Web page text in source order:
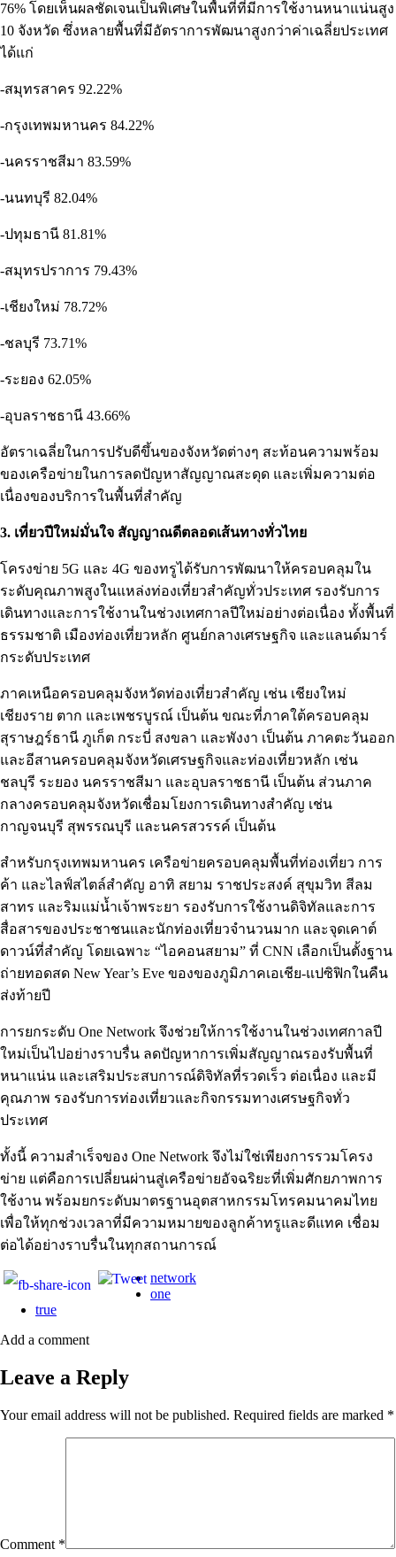
76% โดยเห็นผลชัดเจนเป็นพิเศษในพื้นที่ที่มีการใช้งานหนาแน่นสูง
10 จังหวัด ซึ่งหลายพื้นที่มีอัตราการพัฒนาสูงกว่าค่าเฉลี่ยประเทศ
ได้แก่
-สมุทรสาคร 92.22%
-กรุงเทพมหานคร 84.22%
-นครราชสีมา 83.59%
-นนทบุรี 82.04%
-ปทุมธานี 81.81%
-สมุทรปราการ 79.43%
-เชียงใหม่ 78.72%
-ชลบุรี 73.71%
-ระยอง 62.05%
-อุบลราชธานี 43.66%
อัตราเฉลี่ยในการปรับดีขึ้นของจังหวัดต่างๆ สะท้อนความพร้อม
ของเครือข่ายในการลดปัญหาสัญญาณสะดุด และเพิ่มความต่อ
เนื่องของบริการในพื้นที่สำคัญ
3. เที่ยวปีใหม่มั่นใจ สัญญาณดีตลอดเส้นทางทั่วไทย
โครงข่าย 5G และ 4G ของทรูได้รับการพัฒนาให้ครอบคลุมใน
ระดับคุณภาพสูงในแหล่งท่องเที่ยวสำคัญทั่วประเทศ รองรับการ
เดินทางและการใช้งานในช่วงเทศกาลปีใหม่อย่างต่อเนื่อง ทั้งพื้นที่
ธรรมชาติ เมืองท่องเที่ยวหลัก ศูนย์กลางเศรษฐกิจ และแลนด์มาร์
กระดับประเทศ
ภาคเหนือครอบคลุมจังหวัดท่องเที่ยวสำคัญ เช่น เชียงใหม่
เชียงราย ตาก และเพชรบูรณ์ เป็นต้น ขณะที่ภาคใต้ครอบคลุม
สุราษฎร์ธานี ภูเก็ต กระบี่ สงขลา และพังงา เป็นต้น ภาคตะวันออก
และอีสานครอบคลุมจังหวัดเศรษฐกิจและท่องเที่ยวหลัก เช่น
ชลบุรี ระยอง นครราชสีมา และอุบลราชธานี เป็นต้น ส่วนภาค
กลางครอบคลุมจังหวัดเชื่อมโยงการเดินทางสำคัญ เช่น
กาญจนบุรี สุพรรณบุรี และนครสวรรค์ เป็นต้น
สำหรับกรุงเทพมหานคร เครือข่ายครอบคลุมพื้นที่ท่องเที่ยว การ
ค้า และไลฟ์สไตล์สำคัญ อาทิ สยาม ราชประสงค์ สุขุมวิท สีลม
สาทร และริมแม่น้ำเจ้าพระยา รองรับการใช้งานดิจิทัลและการ
สื่อสารของประชาชนและนักท่องเที่ยวจำนวนมาก และจุดเคาต์
ดาวน์ที่สำคัญ โดยเฉพาะ “ไอคอนสยาม” ที่ CNN เลือกเป็นตั้งฐาน
ถ่ายทอดสด New Year’s Eve ของของภูมิภาคเอเชีย-แปซิฟิกในคืน
ส่งท้ายปี
การยกระดับ One Network จึงช่วยให้การใช้งานในช่วงเทศกาลปี
ใหม่เป็นไปอย่างราบรื่น ลดปัญหาการเพิ่มสัญญาณรองรับพื้นที่
หนาแน่น และเสริมประสบการณ์ดิจิทัลที่รวดเร็ว ต่อเนื่อง และมี
คุณภาพ รองรับการท่องเที่ยวและกิจกรรมทางเศรษฐกิจทั่ว
ประเทศ
ทั้งนี้ ความสำเร็จของ One Network จึงไม่ใช่เพียงการรวมโครง
ข่าย แต่คือการเปลี่ยนผ่านสู่เครือข่ายอัจฉริยะที่เพิ่มศักยภาพการ
ใช้งาน พร้อมยกระดับมาตรฐานอุตสาหกรรมโทรคมนาคมไทย
เพื่อให้ทุกช่วงเวลาที่มีความหมายของลูกค้าทรูและดีแทค เชื่อม
ต่อได้อย่างราบรื่นในทุกสถานการณ์
network
one
true
Add a comment
Leave a Reply
Your email address will not be published. Required fields are marked *
Comment *